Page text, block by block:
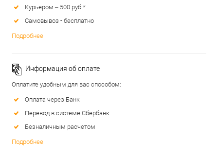
Курьером – 500 руб.*
Самовывоз - бесплатно
Подробнее
Информация об оплате
Оплатите удобным для вас способом:
Оплата через Банк
Перевод в системе Сбербанк
Безналичным расчетом
Подробнее